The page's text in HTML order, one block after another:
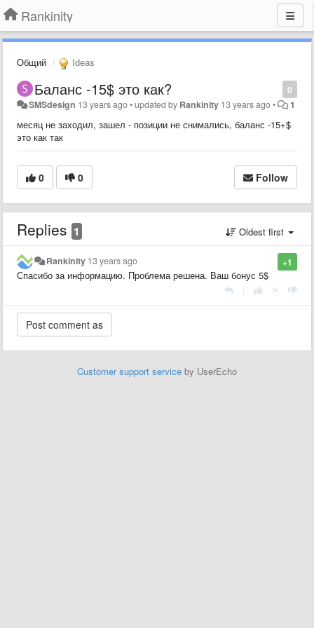
Rankinity
Общий Ideas
0
Баланс -15$ это как?
SMSdesign 13 years ago•updated by Rankinity 13 years ago• 1
месяц не заходил, зашел - позиции не снимались, баланс -15+$
это как так
0 0 Follow
Replies 1 Oldest first
+1
Rankinity 13 years ago
Спасибо за информацию. Проблема решена. Ваш бонус 5$
Customer support service by UserEcho